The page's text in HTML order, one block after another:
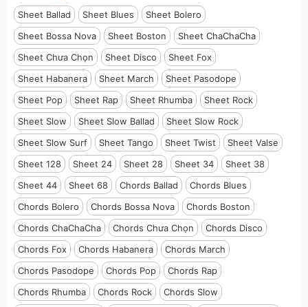
Sheet Ballad Sheet Blues
Sheet Bolero
Sheet Bossa Nova
Sheet Boston
Sheet ChaChaCha
Sheet Chưa Chọn
Sheet Disco
Sheet Fox
Sheet Habanera
Sheet March
Sheet Pasodope
Sheet Pop
Sheet Rap Sheet Rhumba
Sheet Rock
Sheet Slow
Sheet Slow Ballad
Sheet Slow Rock
Sheet Slow Surf
Sheet Tango Sheet Twist
Sheet Valse
Sheet 128
Sheet 24 Sheet 28 Sheet 34
Sheet 38
Sheet 44
Sheet 68 Chords Ballad
Chords Blues
Chords Bolero
Chords Bossa Nova
Chords Boston
Chords ChaChaCha
Chords Chưa Chọn
Chords Disco
Chords Fox
Chords Habanera
Chords March
Chords Pasodope
Chords Pop
Chords Rap
Chords Rhumba
Chords Rock
Chords Slow